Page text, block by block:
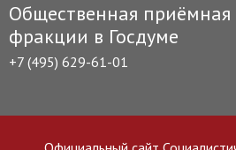
Общественная приёмная
фракции в Госдуме
+7 (495) 629-61-01